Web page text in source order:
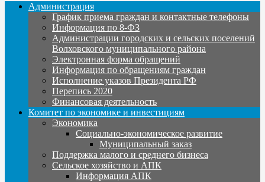
Администрация
График приема граждан и контактные телефоны
Информация по 8-ФЗ
Администрации городских и сельских поселений
Волховского муниципального района
Электронная форма обращений
Информация по обращениям граждан
Исполнение указов Президента РФ
Перепись 2020
Финансовая деятельность
Комитет по экономике и инвестициям
Экономика
Социально-экономическое развитие
Муниципальный заказ
Поддержка малого и среднего бизнеса
Сельское хозяйство и АПК
Информация АПК